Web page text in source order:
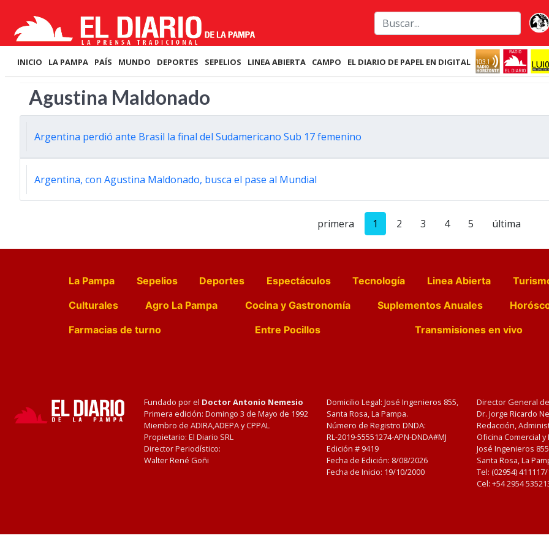
INICIO LA PAMPA PAÍS MUNDO DEPORTES SEPELIOS LINEA ABIERTA CAMPO EL DIARIO DE PAPEL EN DIGITAL
Agustina Maldonado
Argentina perdió ante Brasil la final del Sudamericano Sub 17 femenino
Argentina, con Agustina Maldonado, busca el pase al Mundial
primera 1 2 3 4 5 última
La Pampa Sepelios Deportes Espectáculos Tecnología Linea Abierta
Culturales
Agro La Pampa Cocina y Gastronomía Suplementos Anuales
Farmacias de turno
Entre Pocillos Transmisiones en vivo
Fundado por el Doctor Antonio Nemesio
Primera edición: Domingo 3 de Mayo de 1992
Miembro de ADIRA,ADEPA y CPPAL
Propietario: El Diario SRL
Director Periodístico:
Walter René Goñi
Domicilio Legal: José Ingenieros 855,
Santa Rosa, La Pampa.
Número de Registro DNDA:
RL-2019-55551274-APN-DNDA#MJ
Edición # 9419
Fecha de Edición: 8/08/2026
Fecha de Inicio: 19/10/2000
Director General
Dr. Jorge Ricardo
Redacción,
Oficina Comercial
José Ingenieros
Santa Rosa, La
Tel: (02954)
Cel: +54 2954